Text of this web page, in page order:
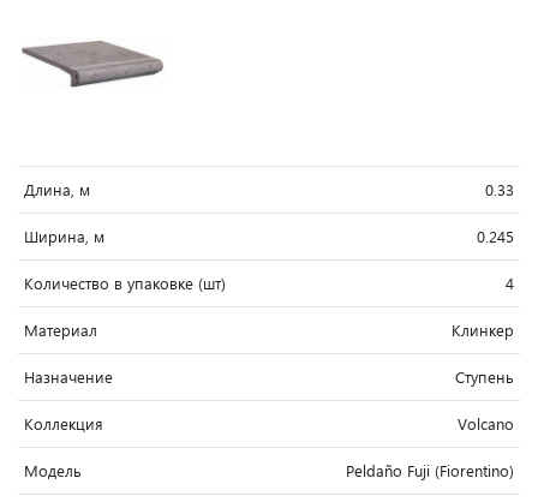
Длина, м 0.33
Ширина, м 0.245
Количество в упаковке (шт) 4
Материал Клинкер
Назначение Ступень
Коллекция Volcano
Модель Peldaño Fuji (Fiorentino)